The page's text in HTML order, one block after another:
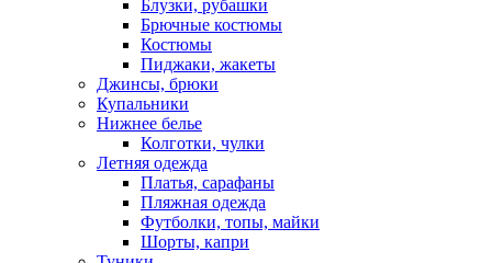
Блузки, рубашки
Брючные костюмы
Костюмы
Пиджаки, жакеты
Джинсы, брюки
Купальники
Нижнее белье
Колготки, чулки
Летняя одежда
Платья, сарафаны
Пляжная одежда
Футболки, топы, майки
Шорты, капри